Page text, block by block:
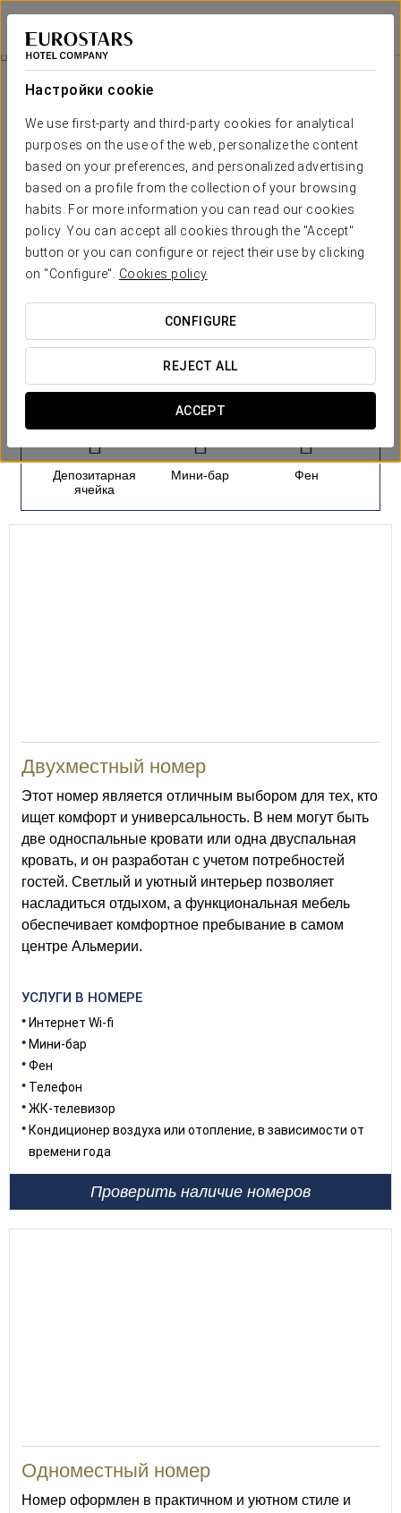
Настройки cookie
We use first-party and third-party cookies for analytical
purposes on the use of the web, personalize the content
based on your preferences, and personalized advertising
based on a profile from the collection of your browsing
habits. For more information you can read our cookies
policy. You can accept all cookies through the "Accept"
button or you can configure or reject their use by clicking
on "Configure". Cookies policy
CONFIGURE
REJECT ALL
ACCEPT
Crisol Almería
ALMERÍA
Номера
Необходимые вам комфорт и
отдых
38 номеров отеля Crisol Almería предлагают современную и
функциональную атмосферу, созданную для комфортного
отдыха в самом центре города. Благодаря светлому и
практичному оформлению каждая комната оснащена всем
необходимым для расслабляющего и удобного пребывания,
идеального как для деловых путешественников, так и для
ОСНОВНЫЕ УСЛУГИ
номера
Депозитарная
ячейка
Мини-бар Фен
Двухместный номер
Этот номер является отличным выбором для тех, кто
ищет комфорт и универсальность. В нем могут быть
две односпальные кровати или одна двуспальная
кровать, и он разработан с учетом потребностей
гостей. Светлый и уютный интерьер позволяет
насладиться отдыхом, а функциональная мебель
обеспечивает комфортное пребывание в самом
центре Альмерии.
УСЛУГИ В НОМЕРЕ
Интернет Wi-fi
Мини-бар
Фен
Телефон
ЖК-телевизор
Кондиционер воздуха или отопление, в зависимости от
времени года
Проверить наличие номеров
Одноместный номер
Номер оформлен в практичном и уютном стиле и